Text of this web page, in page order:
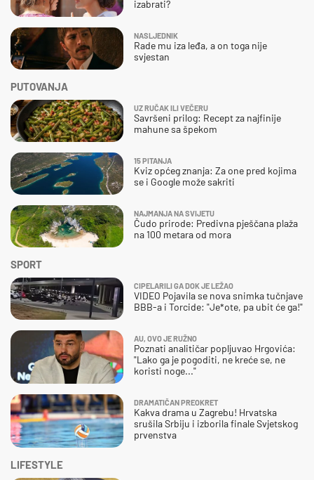
SPORT
CIPELARILI GA DOK JE LEŽAO
VIDEO Pojavila se nova snimka tučnjave
BBB-a i Torcide: "Je*ote, pa ubit će ga!"
AU, OVO JE RUŽNO
Poznati analitičar popljuvao Hrgovića:
"Lako ga je pogoditi, ne kreće se, ne
koristi noge..."
DRAMATIČAN PREOKRET
Kakva drama u Zagrebu! Hrvatska
srušila Srbiju i izborila finale Svjetskog
prvenstva
izabrati?
NASLJEDNIK
Rade mu iza leđa, a on toga nije
svjestan
PUTOVANJA
UZ RUČAK ILI VEČERU
Savršeni prilog: Recept za najfinije
mahune sa špekom
15 PITANJA
Kviz općeg znanja: Za one pred kojima
se i Google može sakriti
NAJMANJA NA SVIJETU
Čudo prirode: Predivna pješčana plaža
na 100 metara od mora
LIFESTYLE